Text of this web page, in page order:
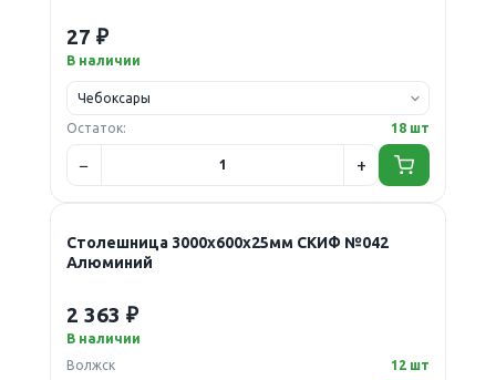
27 ₽
В наличии
Остаток: 18 шт
Столешница 3000х600х25мм СКИФ №042
Алюминий
2 363 ₽
В наличии
Волжск
12 шт